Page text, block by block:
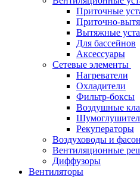
Приточные
Приточно-
Вытяжные
Для бассейнов
Аксессуары
Сетевые элементы
Нагреватели
Охладители
Фильтр-боксы
Воздушные
Рекуператоры
Воздуховоды и
Вентиляционные
Диффузоры
Вентиляторы